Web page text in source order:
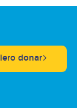
donar